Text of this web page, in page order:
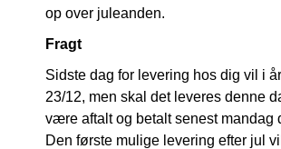
op over juleanden.
Fragt
Sidste dag for levering hos dig vil i
23/12, men skal det leveres denne
være aftalt og betalt senest mandag
Den første mulige levering efter jul